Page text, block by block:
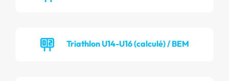
Triathlon U14-U16 (calculé) / BEM